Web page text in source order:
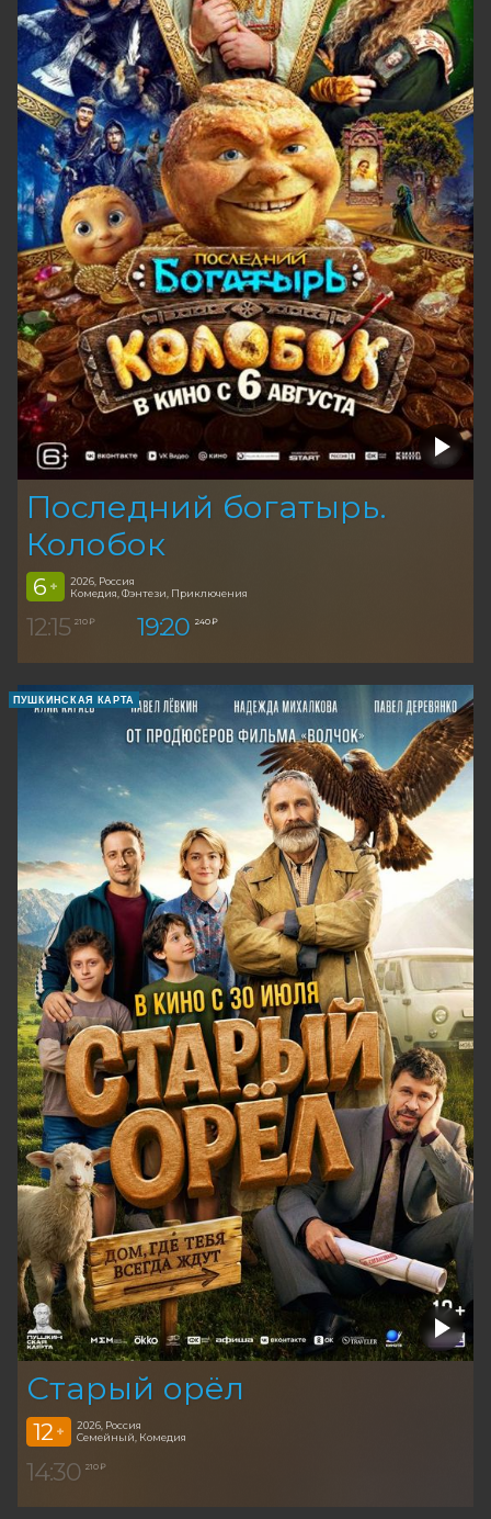
Последний богатырь.
Колобок
6 +
2026, Россия
Комедия, Фэнтези, Приключения
12:15 210 ₽ 19:20 240 ₽
ПУШКИНСКАЯ КАРТА
Старый орёл
12 +
2026, Россия
Семейный, Комедия
14:30 210 ₽